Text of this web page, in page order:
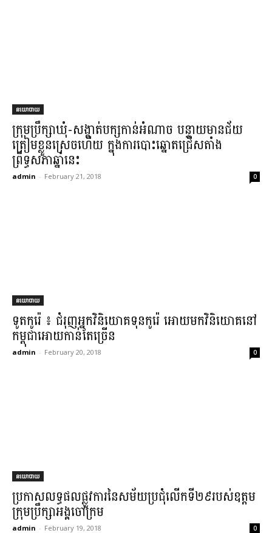
នយោបាយ
ក្រុមប្រឹក្សាឃុំ-សង្កាត់បក្សកាន់អំណាច បន្ទាយមានជ័យ
ត្រៀមខ្លួនស្រេចហើយ ក្នុងការបោះឆ្នោតជ្រើសតាំង
ព្រឹទ្ធសភាឆ្នាំនេះ
admin - February 21, 2018 0
នយោបាយ
ទូតកូរ៉េ ៖ ជំរុញអ្នកវិនិយោគទុនកូរ៉េ អោយមកវិនិយោគនៅ
កម្ពុជាអោយកាន់តែច្រើន
admin - February 20, 2018 0
នយោបាយ
ប្រកាសលទ្ធផលផ្លូវការនៃសម័យប្រជុំលើកទី២៩របស់ឧត្តម
ក្រុមប្រឹក្សាអង្គចៅក្រម
admin - February 19, 2018 0